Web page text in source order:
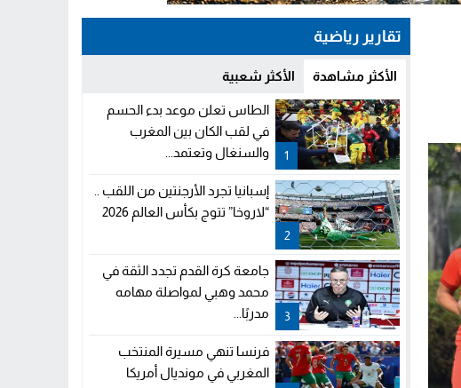
تقارير رياضية
الأكثر مشاهدة الأكثر شعبية
1
الطاس تعلن موعد بدء الحسم
في لقب الكان بين المغرب
والسنغال وتعتمد...
2
إسبانيا تجرد الأرجنتين من اللقب ..
“لاروخا” تتوج بكأس العالم 2026
3
جامعة كرة القدم تجدد الثقة في
محمد وهبي لمواصلة مهامه
مدربًا...
فرنسا تنهي مسيرة المنتخب
المغربي في مونديال أمريكا